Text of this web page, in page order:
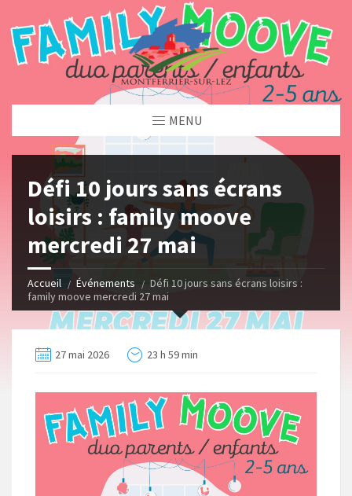
MENU
Défi 10 jours sans écrans
loisirs : family moove
mercredi 27 mai
Accueil Événements
Défi 10 jours sans écrans loisirs :
family moove mercredi 27 mai
27 mai 2026 23 h 59 min